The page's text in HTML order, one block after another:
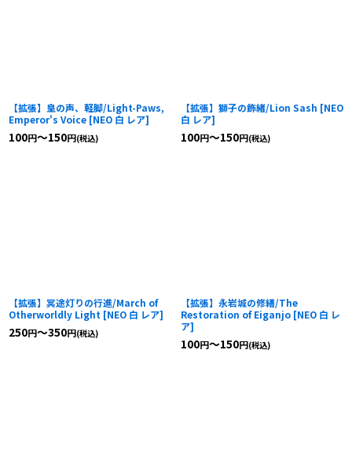
【拡張】皇の声、軽脚/Light-Paws,
Emperor's Voice [NEO 白 レア]
100円～150円(税込)
【拡張】獅子の飾緒/Lion Sash [NEO
白 レア]
100円～150円(税込)
【拡張】冥途灯りの行進/March of
Otherworldly Light [NEO 白 レア]
250円～350円(税込)
【拡張】永岩城の修繕/The
Restoration of Eiganjo [NEO 白 レ
ア]
100円～150円(税込)